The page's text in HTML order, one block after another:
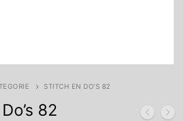
STITCH EN DO’S 82
82